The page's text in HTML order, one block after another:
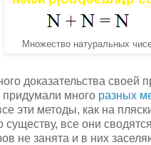
Множество натуральных
доказательства своей
придумали много разных
эти методы, как на
все они
не занята и в них